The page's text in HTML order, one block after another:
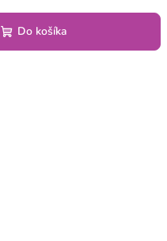
Do košíka